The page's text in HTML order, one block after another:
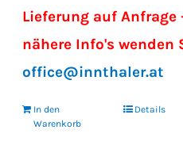
Lieferung auf Anfrage
nähere Info's wenden
office@innthaler.at
In den
Warenkorb
Details